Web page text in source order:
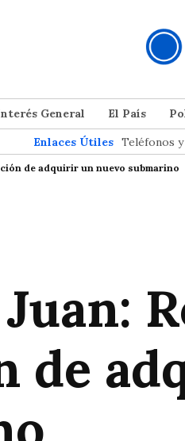
General El País
Enlaces Útiles Teléfonos
de adquirir un nuevo submarino
de